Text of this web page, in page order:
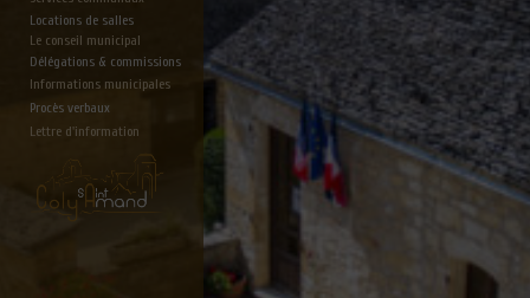
Locations de salles
Le conseil municipal
Délégations & commissions
Informations municipales
Lettre d'information
Procès verbaux